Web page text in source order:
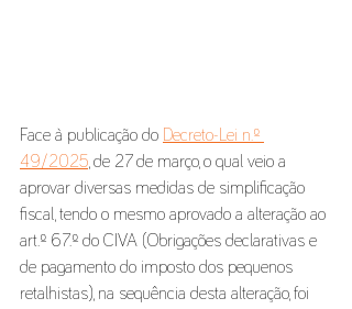
Face à publicação do
Decreto-Lei n.º
49/2025 , de 27 de março, o qual veio a
aprovar diversas medidas de simplificação
fiscal, tendo o mesmo aprovado a alteração ao
art.º 67.º do CIVA (Obrigações declarativas e
de pagamento do imposto dos pequenos
retalhistas), na sequência desta alteração, foi